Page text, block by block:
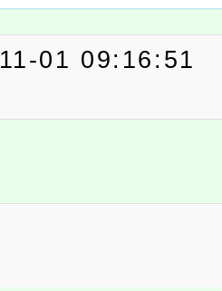
01 09:16:51